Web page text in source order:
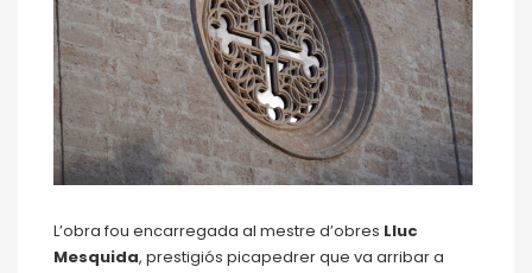
L’obra fou encarregada al mestre d’obres Lluc
Mesquida, prestigiós picapedrer que va arribar a